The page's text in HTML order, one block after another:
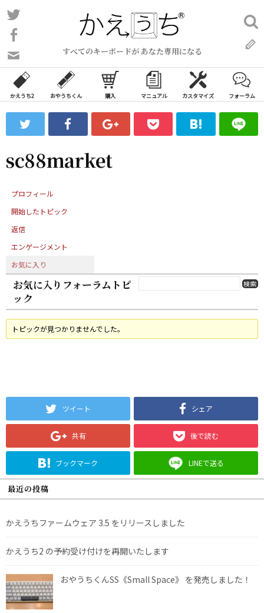
コ
ン
ン
ツ
ス
ッ
すべてのキーボードが あなた専用になる
い
合
わ
フ
ォ
ム
検
索:
かえうち2 おやうちくん 購入 マニュアル カスタマイズ フォーラム
sc88market
プロフィール
開始したトピック
返信
エンゲージメント
お気に入り
お気に入りフォーラムトピ
ック
トピックが見つかりませんでした。
ツイート シェア
共有 後で読む
ブックマーク LINEで送る
最近の投稿
かえうちファームウェア 3.5 をリリースしました
かえうち2 の予約受け付けを再開いたします
おやうちくんSS《Small Space》 を発売しました！